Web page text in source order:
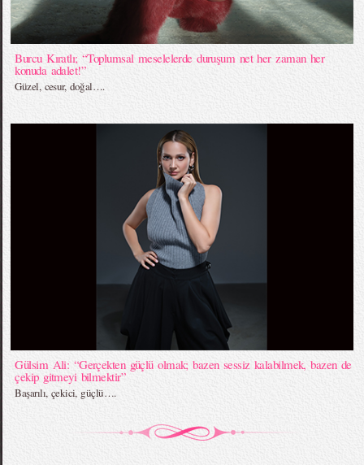
Burcu Kıratlı; “Toplumsal meselelerde duruşum net her zaman her
konuda adalet!”
Güzel, cesur, doğal….
Gülsim Ali: “Gerçekten güçlü olmak; bazen sessiz kalabilmek, bazen de
çekip gitmeyi bilmektir”
Başarılı, çekici, güçlü….